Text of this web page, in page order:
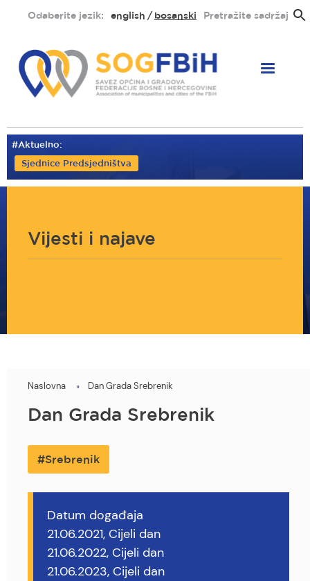
sadržaj
Odaberite jezik: english bosanski Pretražite sadržaj
#Aktuelno:
Sjednice Predsjedništva
Vijesti i najave
You
are
Naslovna Dan Grada Srebrenik
Dan Grada Srebrenik
Srebrenik
Datum događaja
21.06.2021, Cijeli dan
21.06.2022, Cijeli dan
21.06.2023, Cijeli dan